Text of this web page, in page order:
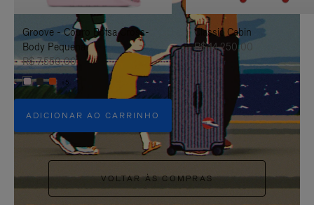
PAUSÁ-
LO
CLIQUE
PARA
ATIVÁ-
LO
Groove - Couro Bolsa Cross-
Body Pequena
R$ 7.550,00
+5
ADICIONAR AO CARRINHO
Classic Cabin
R$ 14.250,00
VOLTAR ÀS COMPRAS